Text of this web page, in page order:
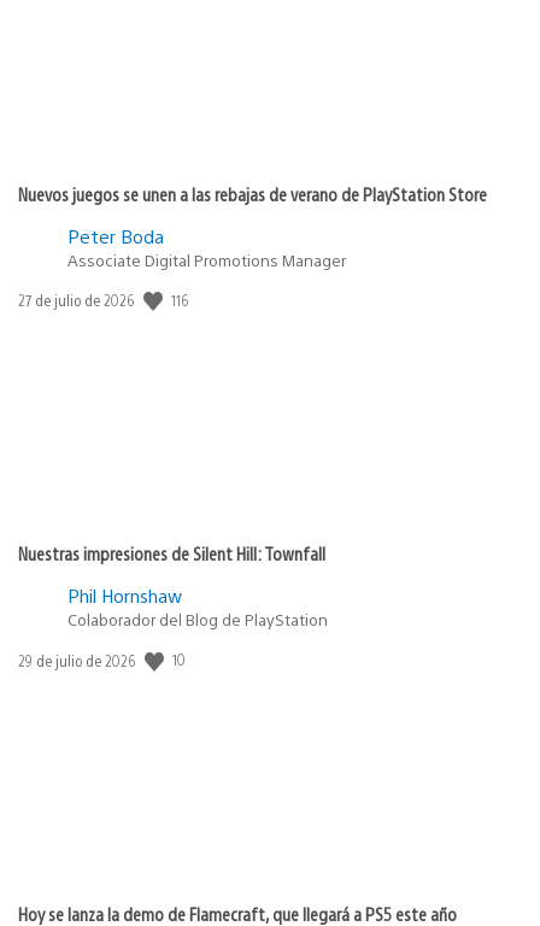
Nuevos juegos se unen a las rebajas de verano de PlayStation Store
Peter Boda
Associate Digital Promotions Manager
Fecha
27 de julio de 2026 116
Nuestras impresiones de Silent Hill: Townfall
Phil Hornshaw
Colaborador del Blog de PlayStation
Fecha
29 de julio de 2026 10
Hoy se lanza la demo de Flamecraft, que llegará a PS5 este año